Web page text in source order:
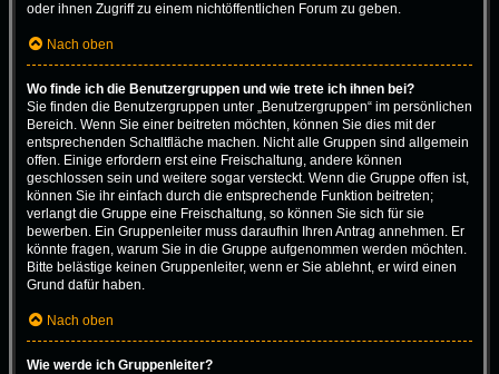
oder ihnen Zugriff zu einem nichtöffentlichen Forum zu geben.
Nach oben
Wo finde ich die Benutzergruppen und wie trete ich ihnen bei?
Sie finden die Benutzergruppen unter „Benutzergruppen“ im persönlichen
Bereich. Wenn Sie einer beitreten möchten, können Sie dies mit der
entsprechenden Schaltfläche machen. Nicht alle Gruppen sind allgemein
offen. Einige erfordern erst eine Freischaltung, andere können
geschlossen sein und weitere sogar versteckt. Wenn die Gruppe offen ist,
können Sie ihr einfach durch die entsprechende Funktion beitreten;
verlangt die Gruppe eine Freischaltung, so können Sie sich für sie
bewerben. Ein Gruppenleiter muss daraufhin Ihren Antrag annehmen. Er
könnte fragen, warum Sie in die Gruppe aufgenommen werden möchten.
Bitte belästige keinen Gruppenleiter, wenn er Sie ablehnt, er wird einen
Grund dafür haben.
Nach oben
Wie werde ich Gruppenleiter?